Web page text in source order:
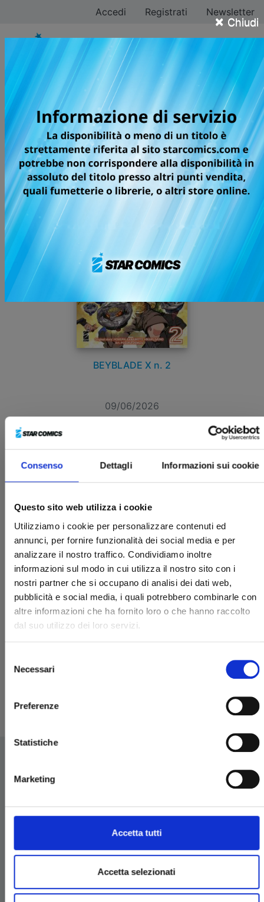
Consenso Dettagli Informazioni sui cookie
Questo sito web utilizza i cookie
Utilizziamo i cookie per personalizzare contenuti ed
annunci, per fornire funzionalità dei social media e per
analizzare il nostro traffico. Condividiamo inoltre
informazioni sul modo in cui utilizza il nostro sito con i
nostri partner che si occupano di analisi dei dati web,
pubblicità e social media, i quali potrebbero combinarle con
altre informazioni che ha fornito loro o che hanno raccolto
dal suo utilizzo dei loro servizi.
delNecessari
Preferenze
Statistiche
Marketing
Accetta tutti
Accetta selezionati
× Chiudi
Accedi Registrati Newsletter
Posuka Demizu
Tutti i fumetti
BEYBLADE X n. 2
09/06/2026
BEYBLADE X n. 1
- 06134 Bosco (Perugia)
P.IVA 03850300546
+39 075 591 8353
- per informazioni
acquistaonline@starcomics.com